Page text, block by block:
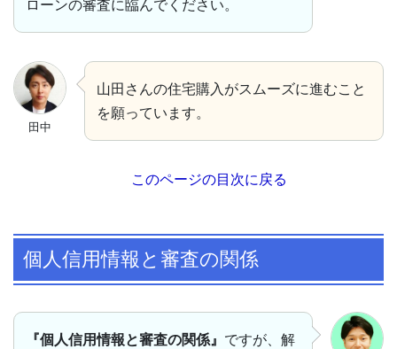
ローンの審査に臨んでください。
田中
山田さんの住宅購入がスムーズに進むこと
を願っています。
このページの目次に戻る
個人信用情報と審査の関係
『個人信用情報と審査の関係』 ですが、解